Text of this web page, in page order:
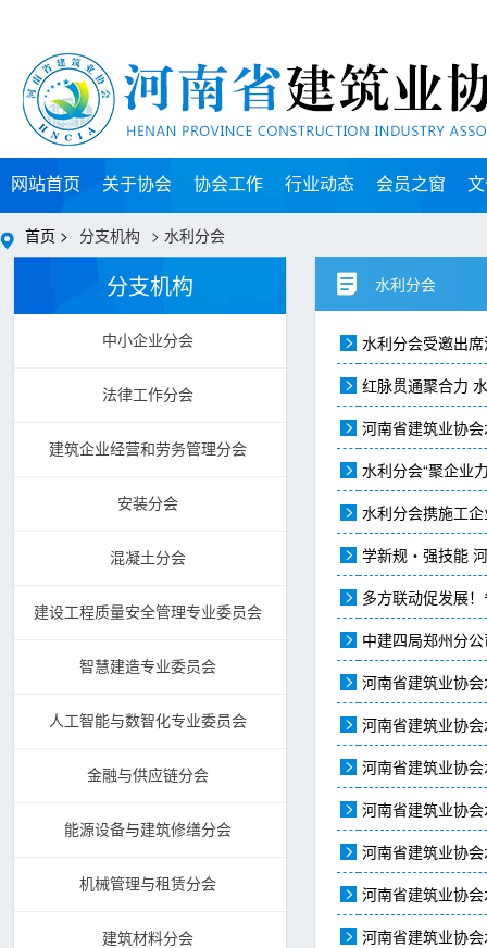
网站首页 关于协会 协会工作 行业动态 会员之窗
首页 > 分支机构 > 水利分会
分支机构
中小企业分会
法律工作分会
建筑企业经营和劳务管理分会
安装分会
混凝土分会
建设工程质量安全管理专业委员会
智慧建造专业委员会
人工智能与数智化专业委员会
金融与供应链分会
能源设备与建筑修缮分会
机械管理与租赁分会
建筑材料分会
水利分会
水利分会受邀出
红脉贯通聚合力
河南省建筑业协
水利分会“聚企业
水利分会携施工
学新规・强技能
多方联动促发展
中建四局郑州分
河南省建筑业协会
河南省建筑业协
河南省建筑业协
河南省建筑业协
河南省建筑业协
河南省建筑业协
河南省建筑业协